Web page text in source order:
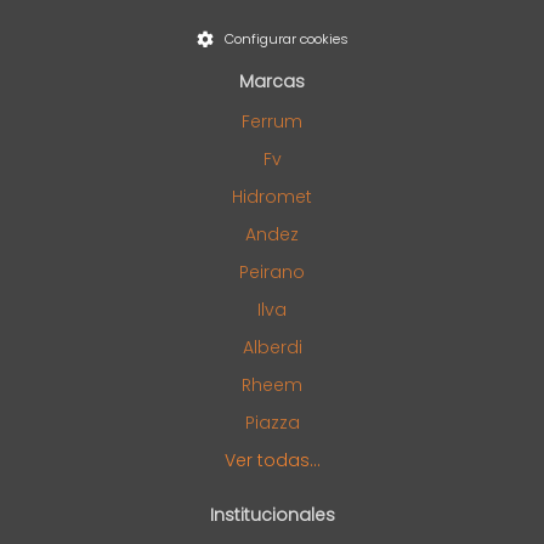
Configurar cookies
Marcas
Ferrum
Fv
Hidromet
Andez
Peirano
Ilva
Alberdi
Rheem
Piazza
Ver todas...
Institucionales